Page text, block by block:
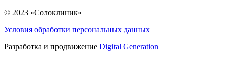
© 2023 «Солоклиник»
Условия обработки персональных данных
Разработка и продвижение Digital Generation